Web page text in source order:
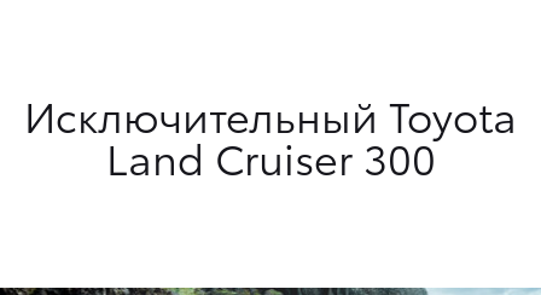
Исключительный Toyota
Land Cruiser 300